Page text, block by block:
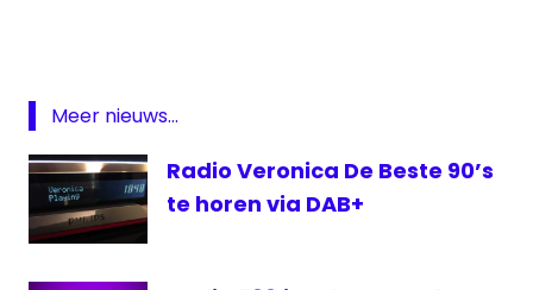
Radio
538
Radio
veronica
Sky
Meer nieuws...
Radio Veronica De Beste 90’s
te horen via DAB+